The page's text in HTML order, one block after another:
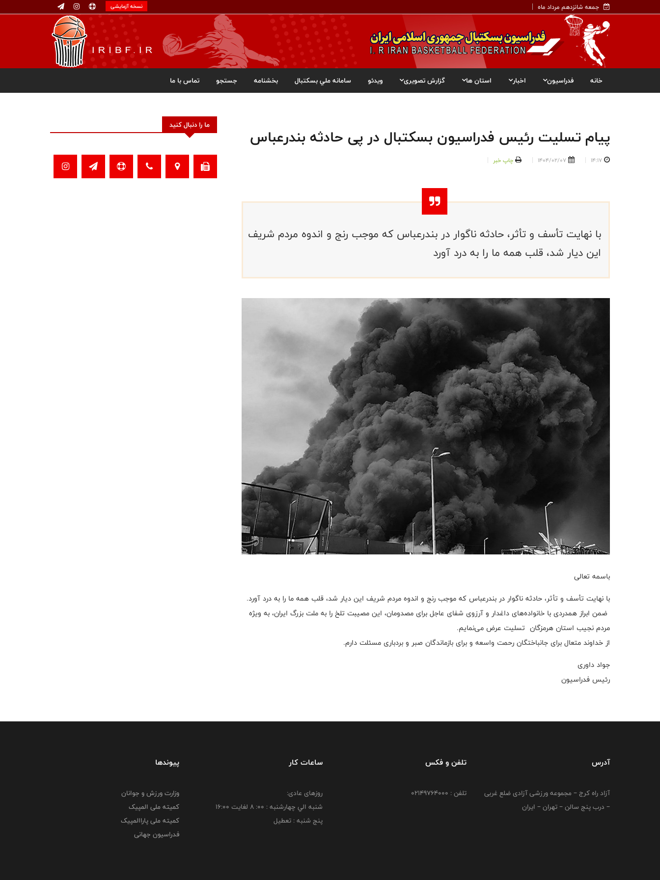
جمعه شانزدهم مرداد ماه نسخه آزمایشی
خانه فدراسیون اخبار استان ها گزارش تصویری ویدئو سامانه ملي بسکتبال بخشنامه جستجو تماس با ما
پیام تسلیت رئیس فدراسیون بسکتبال در پی حادثه بندرعباس
14:17
1404/02/07 چاپ خبر
با نهایت تأسف و تأثر، حادثه ناگوار در بندرعباس که موجب رنج و اندوه مردم شریف
این دیار شد، قلب همه ما را به درد آورد
باسمه تعالی
با نهایت تأسف و تأثر، حادثه ناگوار در بندرعباس که موجب رنج و اندوه مردم شریف این دیار شد، قلب همه ما را به درد آورد.
ضمن ابراز همدردی با خانواده‌های داغدار و آرزوی شفای عاجل برای مصدومان، این مصیبت تلخ را به ملت بزرگ ایران، به ویژه
مردم نجیب استان هرمزگان تسلیت عرض می‌نمايم.
از خداوند متعال برای جانباختگان رحمت واسعه و برای بازماندگان صبر و بردباری مسئلت دارم.
جواد داوری
رئیس فدراسیون
ما را دنبال کنید
آدرس
آزاد راه کرج – مجموعه ورزشی آزادی ضلع غربی
– درب پنج سالن – تهران – ایران
تلفن و فکس
تلفن : 02149764000
ساعات کار
روزهای عادی:
شنبه الي چهارشنبه : 00: 8 لغايت 16:00
پنج شنبه : تعطیل
پیوندها
وزارت ورزش و جوانان
کمیته ملی المپیک
کمیته ملی پاراالمپیک
فدراسیون جهانی